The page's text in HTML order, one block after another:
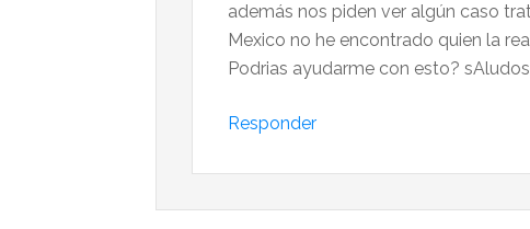
además nos piden ver algún caso
Mexico no he encontrado quien la
Podrias ayudarme con esto?
Responder